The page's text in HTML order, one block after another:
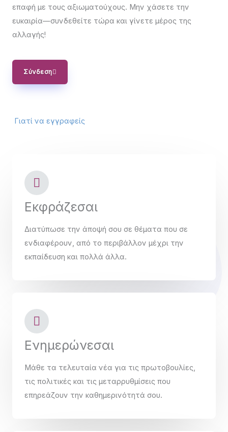
επαφή με τους αξιωματούχους. Μην χάσετε την
ευκαιρία—συνδεθείτε τώρα και γίνετε μέρος της
αλλαγής!
Σύνδεση
Γιατί να εγγραφείς
Εκφράζεσαι
Διατύπωσε την άποψή σου σε θέματα που σε
ενδιαφέρουν, από το περιβάλλον μέχρι την
εκπαίδευση και πολλά άλλα.
Ενημερώνεσαι
Μάθε τα τελευταία νέα για τις πρωτοβουλίες,
τις πολιτικές και τις μεταρρυθμίσεις που
επηρεάζουν την καθημερινότητά σου.